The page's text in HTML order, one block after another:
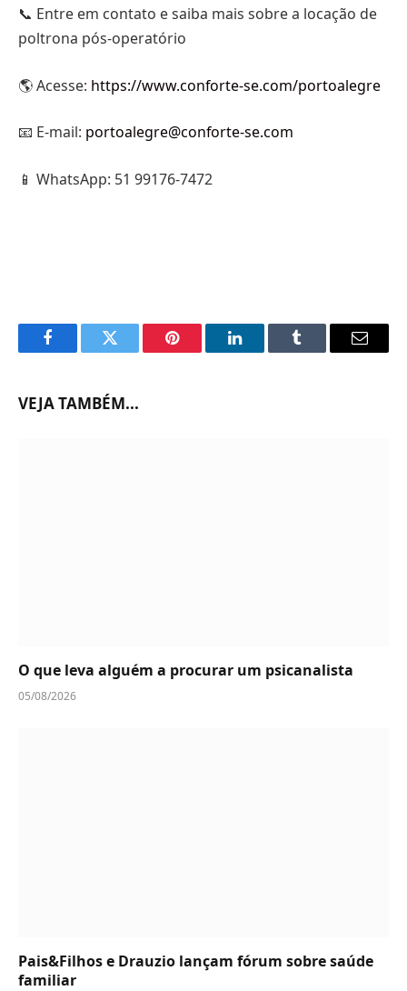
📞 Entre em contato e saiba mais sobre a locação de
poltrona pós-operatório
🌎 Acesse: https://www.conforte-se.com/portoalegre
📧 E-mail: portoalegre@conforte-se.com
📱 WhatsApp: 51 99176-7472
FacebookTwitter Pinterest LinkedInTumblr Email
VEJA TAMBÉM...
O que leva alguém a procurar um psicanalista
05/08/2026
Pais&Filhos e Drauzio lançam fórum sobre saúde
familiar